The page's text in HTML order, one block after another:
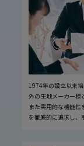
1974年の設立以来
外の生地メーカー様
また実用的な機能
を徹底的に追求し、